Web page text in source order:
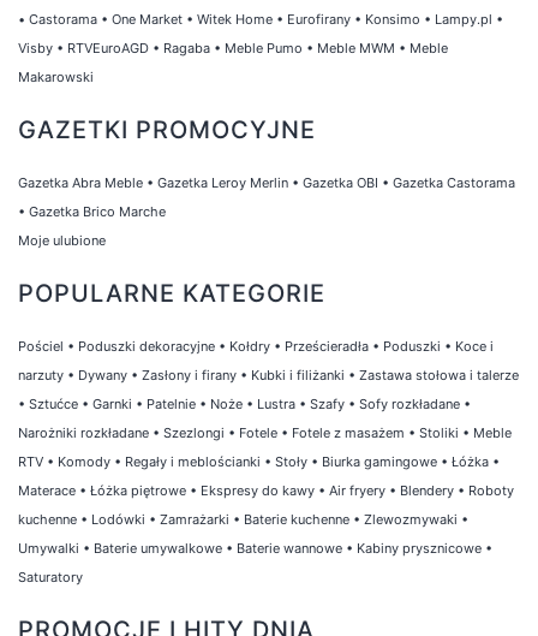
• Castorama • One Market • Witek Home • Eurofirany • Konsimo • Lampy.pl •
Visby • RTVEuroAGD • Ragaba • Meble Pumo • Meble MWM • Meble
Makarowski
GAZETKI PROMOCYJNE
Gazetka Abra Meble • Gazetka Leroy Merlin • Gazetka OBI • Gazetka Castorama
• Gazetka Brico Marche
Moje ulubione
POPULARNE KATEGORIE
Pościel • Poduszki dekoracyjne • Kołdry • Prześcieradła • Poduszki • Koce i
narzuty • Dywany • Zasłony i firany • Kubki i filiżanki • Zastawa stołowa i talerze
• Sztućce • Garnki • Patelnie • Noże • Lustra • Szafy • Sofy rozkładane •
Narożniki rozkładane • Szezlongi • Fotele • Fotele z masażem • Stoliki • Meble
RTV • Komody • Regały i meblościanki • Stoły • Biurka gamingowe • Łóżka •
Materace • Łóżka piętrowe • Ekspresy do kawy • Air fryery • Blendery • Roboty
kuchenne • Lodówki • Zamrażarki • Baterie kuchenne • Zlewozmywaki •
Umywalki • Baterie umywalkowe • Baterie wannowe • Kabiny prysznicowe •
Saturatory
PROMOCJE I HITY DNIA